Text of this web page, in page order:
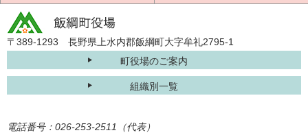
〒389-1293 長野県上水内郡飯綱町大字牟礼2795-1
町役場のご案内
組織別一覧
電話番号：026-253-2511（代表）